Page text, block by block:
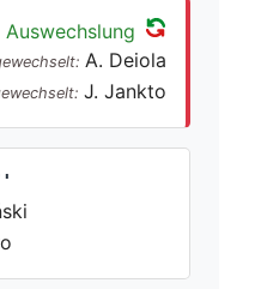
Auswechslung
A. Deiola
J. Jankto